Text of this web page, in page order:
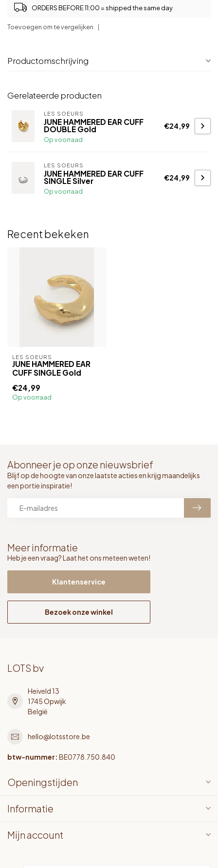
ORDERS BEFORE 11:00 = shipped the same day
Toevoegen om te vergelijken
Productomschrijving
Gerelateerde producten
LES SOEURS
JUNE HAMMERED EAR CUFF
DOUBLE Gold
Op voorraad
€24,99
LES SOEURS
JUNE HAMMERED EAR CUFF
SINGLE Silver
Op voorraad
€24,99
Recent bekeken
LES SOEURS
JUNE HAMMERED EAR
CUFF SINGLE Gold
€24,99
Op voorraad
Meer informatie
Heb je een vraag? Laat het ons meteen weten!
Klantenservice
Bezoek onze winkel
Abonneer je op onze nieuwsbrief
Blijf op de hoogte van onze laatste acties en krijg maandelijks
een portie inspiratie!
LOTS bv
Heiveld 13
1745 Opwijk
België
hello@lotsstore.be
btw-nummer: BE0778.750.840
Openingstijden
Informatie
Mijn account